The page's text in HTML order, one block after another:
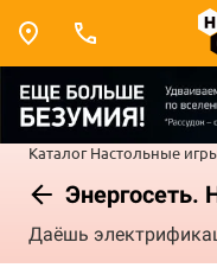
Каталог Настольные
Энергосеть.
Даёшь